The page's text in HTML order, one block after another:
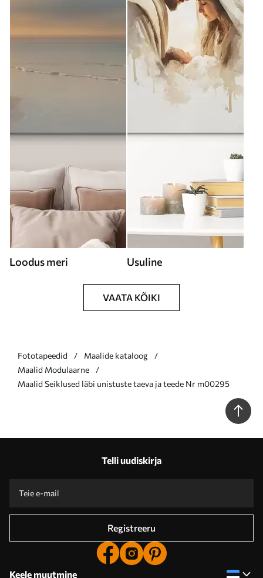
Loodus meri Usuline
VAATA KÕIKI
Fototapeedid
Maalide kataloog
Maalid Modulaarne
Maalid Seiklused läbi unistuste taeva ja teede Nr m00295
Telli uudiskirja
Registreeru
Keele muutmine